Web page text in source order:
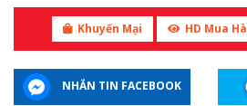
Khuyến Mại HD Mua
NHẮN TIN FACEBOOK